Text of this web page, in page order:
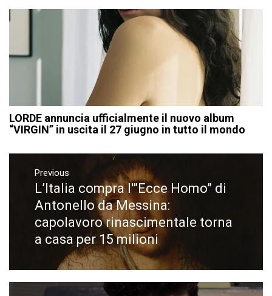
LORDE annuncia ufficialmente il nuovo album
“VIRGIN” in uscita il 27 giugno in tutto il mondo
Navigazione
articoli
Previous
Previous
post:
L’Italia compra l'”Ecce Homo” di
Antonello da Messina:
capolavoro rinascimentale torna
a casa per 15 milioni